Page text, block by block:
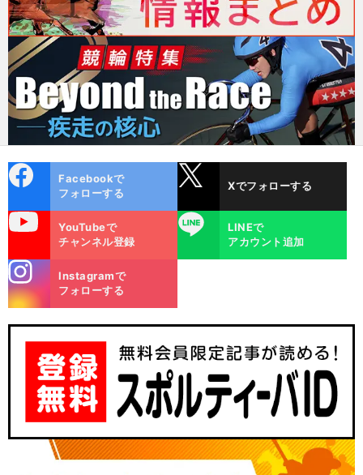
ok
Facebookで
フォローする
Xでフォローする
YouTubeで
チャンネル登録
LINE
LINEで
アカウント追加
m
Instagramで
フォローする